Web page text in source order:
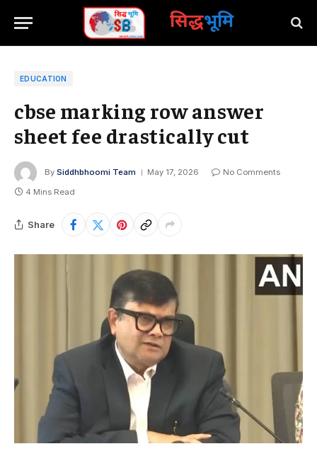
सिद्धभूमि
EDUCATION
cbse marking row answer
sheet fee drastically cut
By Siddhbhoomi Team May 17, 2026
No Comments
4 Mins Read
Share